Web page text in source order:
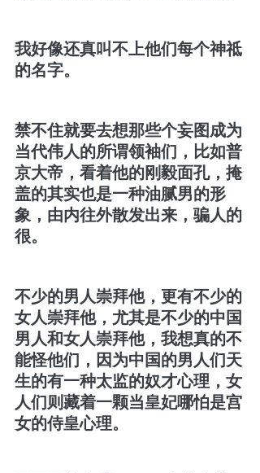
我好像还真叫不上他们每个神祗
的名字。
禁不住就要去想那些个妄图成为
当代伟人的所谓领袖们，比如普
京大帝，看着他的刚毅面孔，掩
盖的其实也是一种油腻男的形
象，由内往外散发出来，骗人的
很。
不少的男人崇拜他，更有不少的
女人崇拜他，尤其是不少的中国
男人和女人崇拜他，我想真的不
能怪他们，因为中国的男人们天
生的有一种太监的奴才心理，女
人们则藏着一颗当皇妃哪怕是宫
女的侍皇心理。